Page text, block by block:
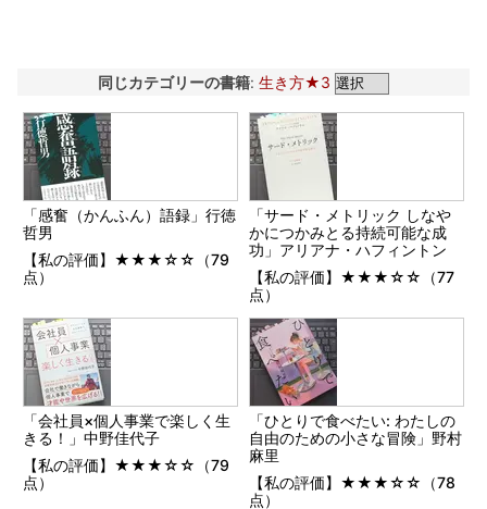
同じカテゴリーの書籍: 生き方★3
「感奮（かんふん）語録」行徳
哲男
【私の評価】★★★☆☆（79
点）
「サード・メトリック しなや
かにつかみとる持続可能な成
功」アリアナ・ハフィントン
【私の評価】★★★☆☆（77
点）
「会社員×個人事業で楽しく生
きる！」中野佳代子
【私の評価】★★★☆☆（79
点）
「ひとりで食べたい: わたしの
自由のための小さな冒険」野村
麻里
【私の評価】★★★☆☆（78
点）